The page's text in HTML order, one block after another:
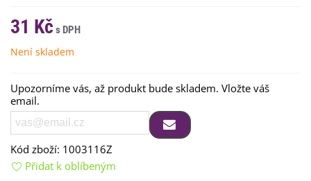
31 Kč
Není skladem
Upozorníme vás, až produkt bude skladem. Vložte váš
email.
Kód zboží: 1003116Z
Přidat k oblíbeným